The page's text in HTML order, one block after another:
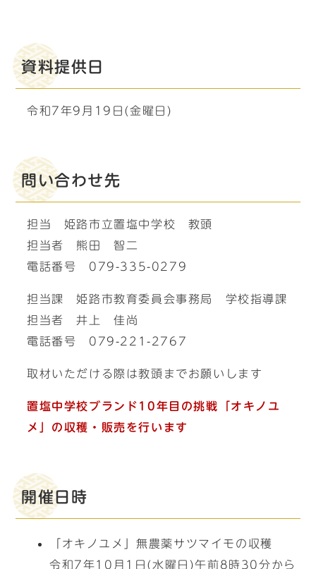
資料提供日
令和7年9月19日(金曜日)
問い合わせ先
担当 姫路市立置塩中学校 教頭
担当者 熊田 智二
電話番号 079-335-0279
担当課 姫路市教育委員会事務局 学校指導課
担当者 井上 佳尚
電話番号 079-221-2767
取材いただける際は教頭までお願いします
置塩中学校ブランド10年目の挑戦「オキノユ
メ」の収穫・販売を行います
開催日時
「オキノユメ」無農薬サツマイモの収穫
令和7年10月1日(水曜日)午前8時30分から